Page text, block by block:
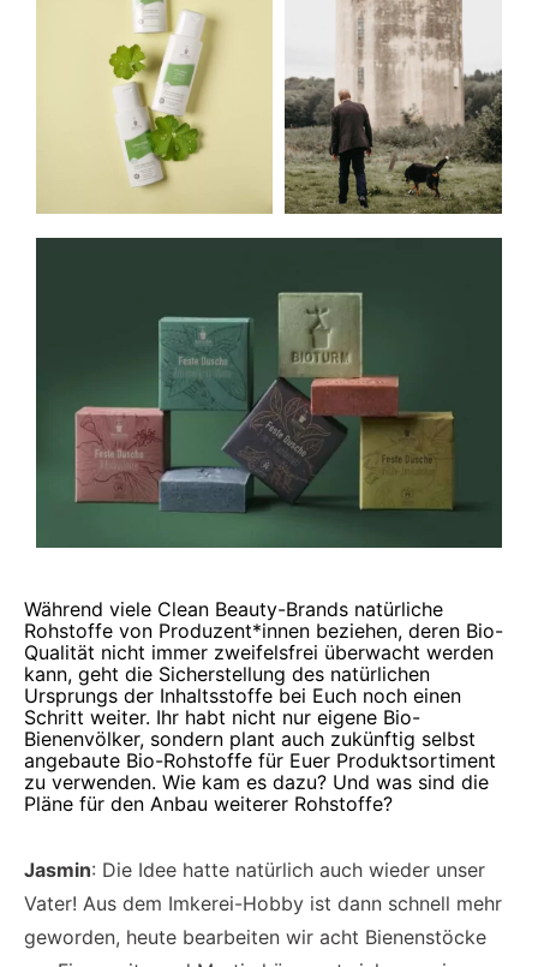
Während viele Clean Beauty-Brands natürliche
Rohstoffe von Produzent*innen beziehen, deren Bio-
Qualität nicht immer zweifelsfrei überwacht werden
kann, geht die Sicherstellung des natürlichen
Ursprungs der Inhaltsstoffe bei Euch noch einen
Schritt weiter. Ihr habt nicht nur eigene Bio-
Bienenvölker, sondern plant auch zukünftig selbst
angebaute Bio-Rohstoffe für Euer Produktsortiment
zu verwenden. Wie kam es dazu? Und was sind die
Pläne für den Anbau weiterer Rohstoffe?
Jasmin: Die Idee hatte natürlich auch wieder unser
Vater! Aus dem Imkerei-Hobby ist dann schnell mehr
geworden, heute bearbeiten wir acht Bienenstöcke